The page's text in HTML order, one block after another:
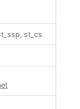
st_cs